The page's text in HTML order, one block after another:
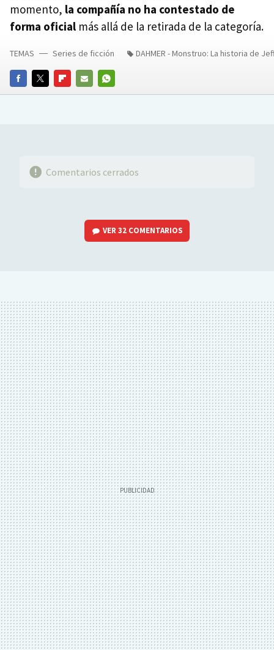
momento, la compañía no ha contestado de
forma oficial más allá de la retirada de la categoría.
FACEBOOKTWITTERFLIPBOARD
E-
WHATSAPP
TEMAS Series de ficción DAHMER - Monstruo: La historia de
Comentarios cerrados
VER32 COMENTARIOS